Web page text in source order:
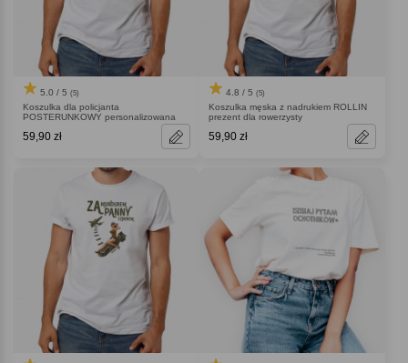
5.0 / 5 (5)
Koszulka dla policjanta
POSTERUNKOWY personalizowana
59,90 zł
4.8 / 5 (5)
Koszulka męska z nadrukiem ROLLIN
prezent dla rowerzysty
59,90 zł